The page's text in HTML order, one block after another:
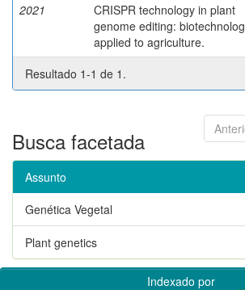
2021
CRISPR technology in plant
genome editing:
applied to agriculture.
Resultado 1-1 de 1.
Busca facetada
Assunto
Genética Vegetal
Plant genetics
Indexado por